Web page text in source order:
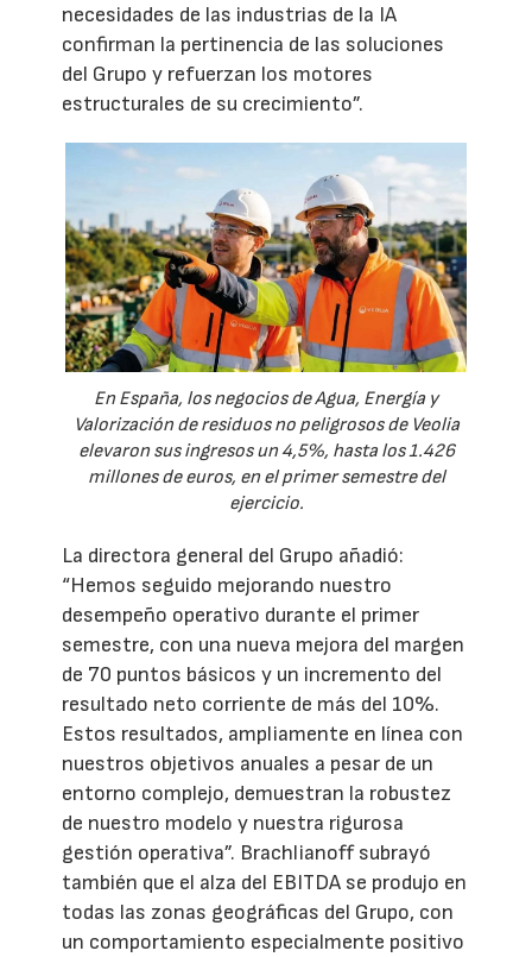
necesidades de las industrias de la IA
confirman la pertinencia de las soluciones
del Grupo y refuerzan los motores
estructurales de su crecimiento”.
En España, los negocios de Agua, Energía y
Valorización de residuos no peligrosos de Veolia
elevaron sus ingresos un 4,5%, hasta los 1.426
millones de euros, en el primer semestre del
ejercicio.
La directora general del Grupo añadió:
“Hemos seguido mejorando nuestro
desempeño operativo durante el primer
semestre, con una nueva mejora del margen
de 70 puntos básicos y un incremento del
resultado neto corriente de más del 10%.
Estos resultados, ampliamente en línea con
nuestros objetivos anuales a pesar de un
entorno complejo, demuestran la robustez
de nuestro modelo y nuestra rigurosa
gestión operativa”. Brachlianoff subrayó
también que el alza del EBITDA se produjo en
todas las zonas geográficas del Grupo, con
un comportamiento especialmente positivo